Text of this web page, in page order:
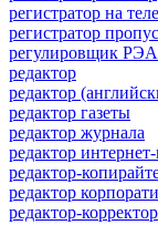
регистратор на
регистратор
регулировщик РЭА
редактор
редактор
редактор газеты
редактор журнала
редактор
редактор-
редактор
редактор-корректор